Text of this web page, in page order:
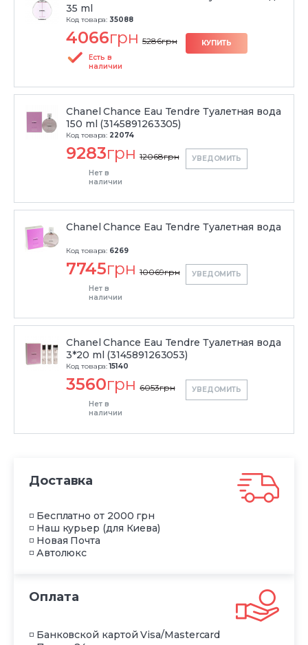
35 ml
Код товара: 35088
4066грн 5286грн
Есть в
наличии
КУПИТЬ
Chanel Chance Eau Tendre Туалетная вода
150 ml (3145891263305)
Код товара: 22074
9283грн 12068грн
Нет в
наличии
УВЕДОМИТЬ
Chanel Chance Eau Tendre Туалетная вода
Код товара: 6269
7745грн 10069грн
Нет в
наличии
УВЕДОМИТЬ
Chanel Chance Eau Tendre Туалетная вода
3*20 ml (3145891263053)
Код товара:15140
3560грн 6053грн
Нет в
наличии
УВЕДОМИТЬ
Доставка
◽ Бесплатно от 2000 грн
◽ Наш курьер (для Киева)
◽ Новая Почта
◽ Автолюкс
Оплата
◽ Банковской картой Visa/Mastercard